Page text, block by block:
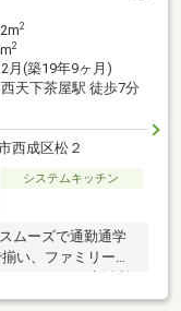
2
2
月(築19年9ヶ月)
天下茶屋駅 徒歩7分
西成区松２
システムキッチン
ムーズで通勤通学
い、ファミリーに
としてお使い中のお